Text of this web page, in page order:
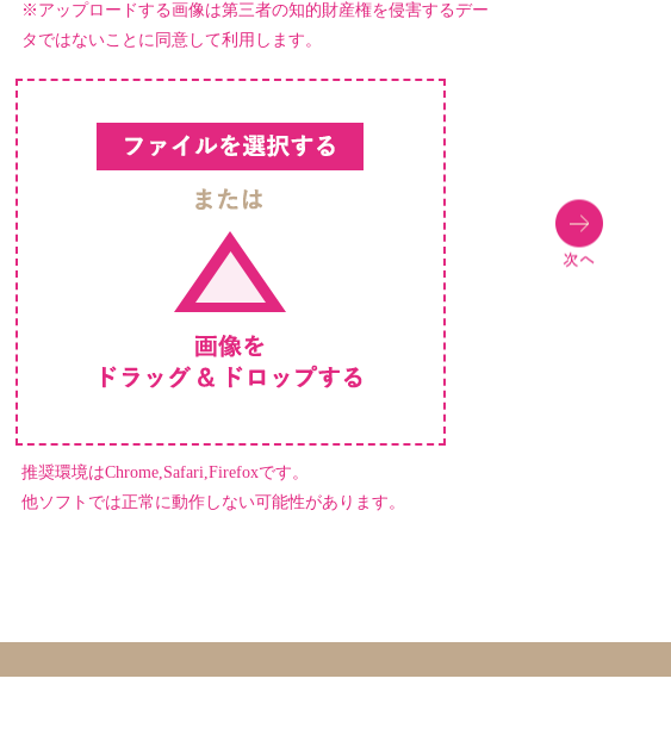
※アップロードする画像は第三者の知的財産権を侵害するデー
タではないことに同意して利用します。
推奨環境はChrome,Safari,Firefoxです。
他ソフトでは正常に動作しない可能性があります。